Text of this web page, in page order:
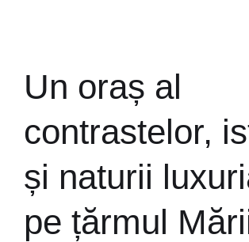
Un oraș al
contrastelor,
și naturii
pe țărmul